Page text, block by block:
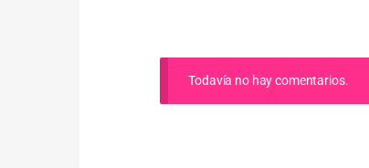
Todavía no hay comentarios.